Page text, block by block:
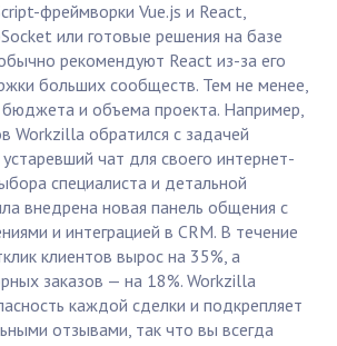
фреймворки Vue.js и React,
или готовые решения на базе
рекомендуют React из-за его
больших сообществ. Тем не менее,
и объема проекта. Например,
Workzilla обратился с задачей
чат для своего интернет-
специалиста и детальной
внедрена новая панель общения с
и интеграцией в CRM. В течение
клиентов вырос на 35%, а
заказов — на 18%. Workzilla
каждой сделки и подкрепляет
отзывами, так что вы всегда